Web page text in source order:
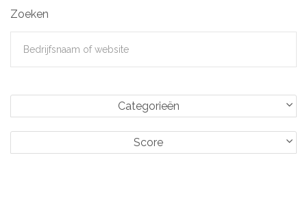
Zoeken
Categorieën
Score